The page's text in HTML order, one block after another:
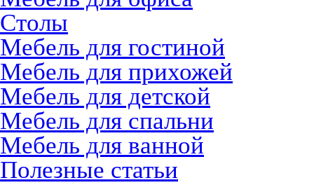
Столы
Мебель для гостиной
Мебель для прихожей
Мебель для детской
Мебель для спальни
Мебель для ванной
Полезные статьи